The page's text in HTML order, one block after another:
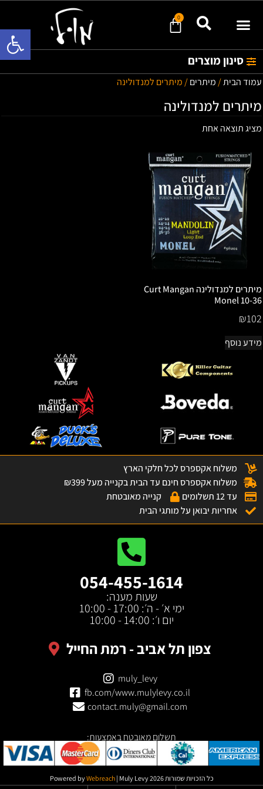
פתח
0
סינון מוצרים
עמוד הבית/מיתרים/ מיתרים למנדולינה
מיתרים למנדולינה
מציג תוצאה אחת
מיתרים למנדולינה Curt Mangan
Monel 10-36
₪102
מידע נוסף
משלוח אקספרס לכל חלקי הארץ
משלוח אקספרס חינם עד הבית בקנייה מעל ₪399
עד 12 תשלומים
קנייה מאובטחת
אחריות יבואן על מותגי הבית
054-455-1614
שעות מענה:
ימי א׳ - ה׳: 17:00 - 10:00
יום ו׳: 14:00 - 10:00
צפון תל אביב - רמת החייל
muly_levy
fb.com/www.mulylevy.co.il
contact.muly@gmail.com
תשלום מאובטח באמצעות:
כל הזכויות שמורות Powered by Webreach| Muly Levy 2026